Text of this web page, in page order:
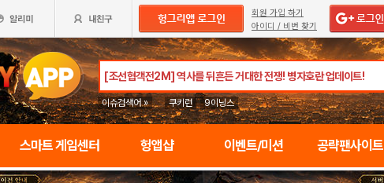
회원 가입 하기
아이디 / 비번 찾기
이슈검색어 » 쿠키런 9이닝스
스마트 게임센터 헝앱샵 이벤트/미션 공략팬사이트